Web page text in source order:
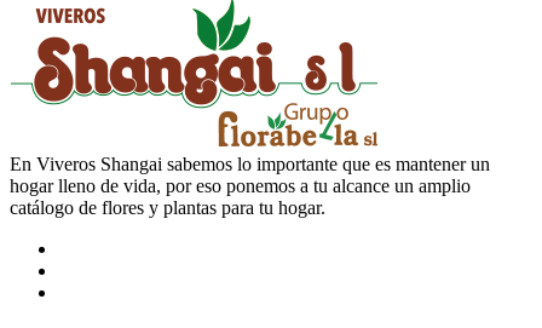
En Viveros Shangai sabemos lo importante que es mantener un
hogar lleno de vida, por eso ponemos a tu alcance un amplio
catálogo de flores y plantas para tu hogar.